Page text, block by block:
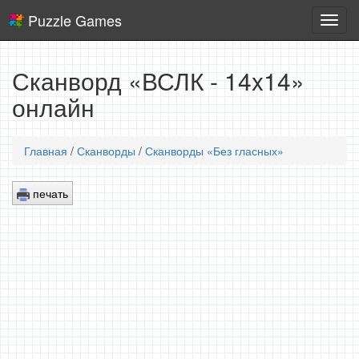
игры
Puzzle Games
Сканворд «ВСЛК - 14x14»
онлайн
Главная / Сканворды / Сканворды «Без гласных»
печать